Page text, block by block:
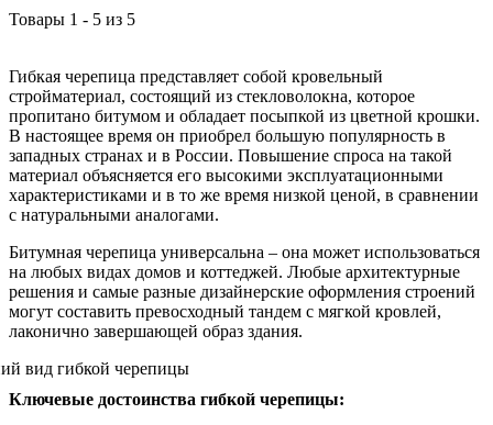
Товары 1 - 5 из 5
Гибкая черепица представляет собой кровельный
стройматериал, состоящий из стекловолокна, которое
пропитано битумом и обладает посыпкой из цветной крошки.
В настоящее время он приобрел большую популярность в
западных странах и в России. Повышение спроса на такой
материал объясняется его высокими эксплуатационными
характеристиками и в то же время низкой ценой, в сравнении
с натуральными аналогами.
Битумная черепица универсальна – она может использоваться
на любых видах домов и коттеджей. Любые архитектурные
решения и самые разные дизайнерские оформления строений
могут составить превосходный тандем с мягкой кровлей,
лаконично завершающей образ здания.
Ключевые достоинства гибкой черепицы: